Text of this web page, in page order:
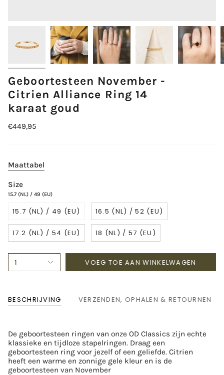
Geboortesteen November -
Citrien Alliance Ring 14
karaat goud
€449,95
Maattabel
Size
15.7 (NL) / 49 (EU)
15.7 (NL) / 49 (EU) 16.5 (NL) / 52 (EU)
17.2 (NL) / 54 (EU) 18 (NL) / 57 (EU)
1 VOEG TOE AAN WINKELWAGEN
BESCHRIJVING VERZENDEN, OPHALEN & RETOURNEN
De geboortesteen ringen van onze OD Classics zijn echte
klassieke en tijdloze stapelringen. Draag een
geboortesteen ring voor jezelf of een geliefde. Citrien
heeft een warme en zonnige gele kleur en is de
geboortesteen van November